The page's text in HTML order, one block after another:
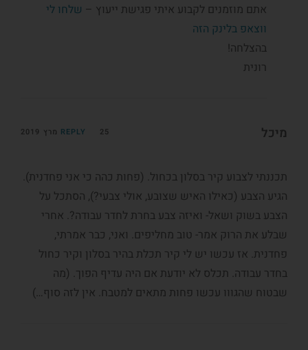
אתם מוזמנים לקבוע איתי פגישת ייעוץ – שלחו לי
ווצאפ בלינק הזה
בהצלחה!
רונית
מיכל REPLY 25 מרץ 2019
תכננתי לצבוע קיר בסלון בכחול. (פחות כהה כי אני פחדנית).
הגיע הצבע (כאילו האיש שצובע, אולי צבעי?), הסתכל על
הצבע בשוק ושאל- ואיזה צבע בחרת לחדר עבודה?. אחרי
שבלע את הרוק אמר- טוב מחליפים. ואני, כבר אמרתי,
פחדנית. אז עכשו יש לי קיר תכלת בהיר בסלון וקיר כחול
בחדר עבודה. תכלס לא יודעת אם היה עדיף הפוך. (מה
שבטוח שהגווו עכשו פחות מתאים למטבח. אין לזה סוף…)